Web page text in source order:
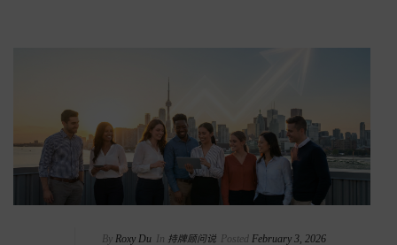
By Roxy Du In 持牌顾问说 Posted February 3, 2026